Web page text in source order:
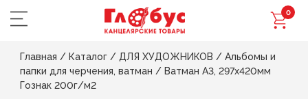
0
Главная / Каталог / ДЛЯ ХУДОЖНИКОВ / Альбомы и
папки для черчения, ватман / Ватман А3, 297х420мм
Гознак 200г/м2